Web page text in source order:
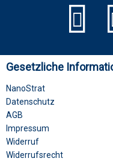
Gesetzliche
NanoStrat
Datenschutz
AGB
Impressum
Widerruf
Widerrufsrecht